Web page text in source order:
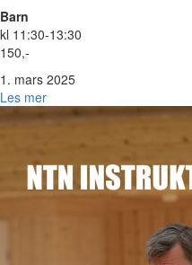
Barn
kl 11:30-13:30
150,-
1. mars 2025
Les mer